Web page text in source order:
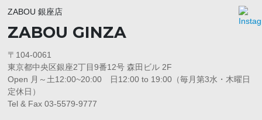
ZABOU 銀座店
ZABOU GINZA
〒104-0061
東京都中央区銀座2丁目9番12号 森田ビル 2F
Open 月～土12:00~20:00 日12:00 to 19:00（毎月第3水・木曜日
定休日）
Tel & Fax 03-5579-9777